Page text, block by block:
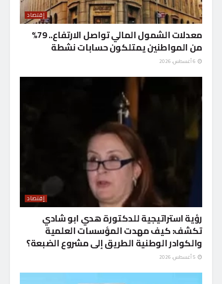
إقتصاد
معدلات الشمول المالي تواصل الارتفاع.. 79%
من المواطنين يمتلكون حسابات نشطة
إقتصاد
رؤية استراتيجية للدكتورة هدي ابو شادي
تكشف: كيف مهدت المؤسسات العلمية
والكوادر الوطنية الطريق إلى مشروع الضبعة؟